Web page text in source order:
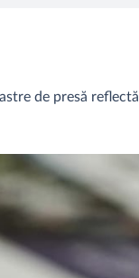
de presă reflectă